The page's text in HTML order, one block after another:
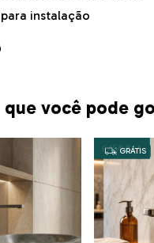
instalação
você pode
GRÁTIS